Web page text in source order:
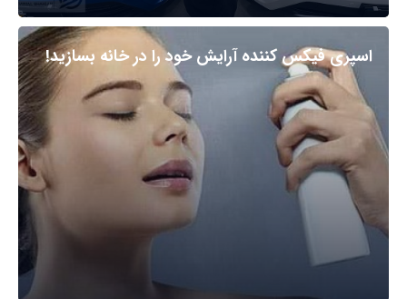
اسپری فیکس کننده آرایش خود را در خانه بسازید!